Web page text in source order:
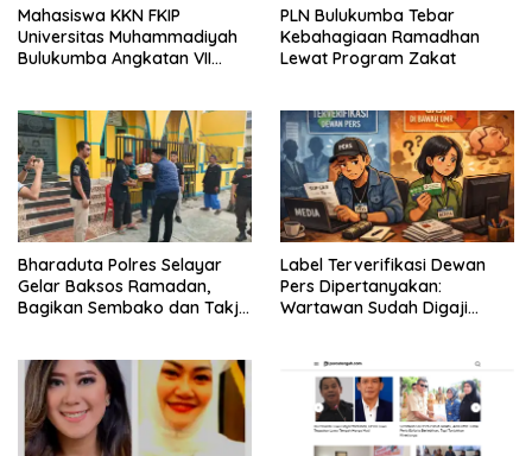
Mahasiswa KKN FKIP
Universitas Muhammadiyah
Bulukumba Angkatan VII
PLN Bulukumba Tebar
Kebahagiaan Ramadhan
Lewat Program Zakat
Bharaduta Polres Selayar
Gelar Baksos Ramadan,
Bagikan Sembako dan Takjil
Label Terverifikasi Dewan
Pers Dipertanyakan:
Wartawan Sudah Digaji